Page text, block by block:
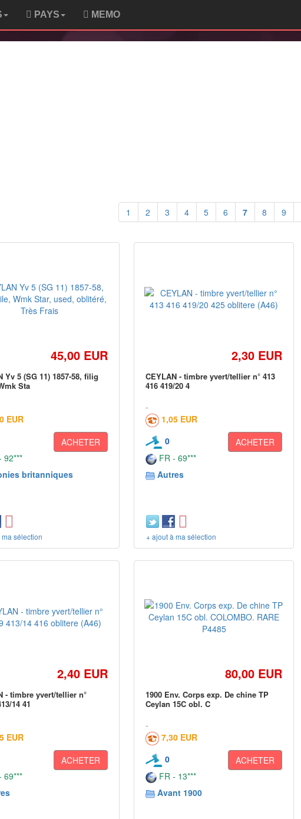
PAYS MEMO
1 2 3 4 5 6 7 8 9
45,00 EUR
Yv 5 (SG 11) 1857-58, filig
Sta
EUR
ACHETER
britanniques
sélection
2,30 EUR
CEYLAN - timbre yvert/tellier n° 413
416 419/20 4
1,05 EUR
0
ACHETER
FR - 69***
Autres
+ ajout à ma sélection
2,40 EUR
- timbre yvert/tellier n°
14 41
EUR
ACHETER
80,00 EUR
1900 Env. Corps exp. De chine TP
Ceylan 15C obl. C
7,30 EUR
0
ACHETER
FR - 13***
Avant 1900